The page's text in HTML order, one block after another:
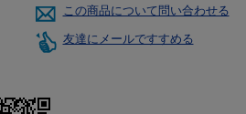
この商品について問い合わせる
友達にメールですすめる